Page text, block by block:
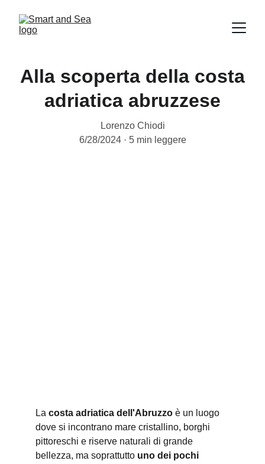
Alla scoperta della costa
adriatica abruzzese
Lorenzo Chiodi
6/28/2024
5 min leggere
La costa adriatica dell'Abruzzo è un luogo
dove si incontrano mare cristallino, borghi
pittoreschi e riserve naturali di grande
bellezza, ma soprattutto uno dei pochi